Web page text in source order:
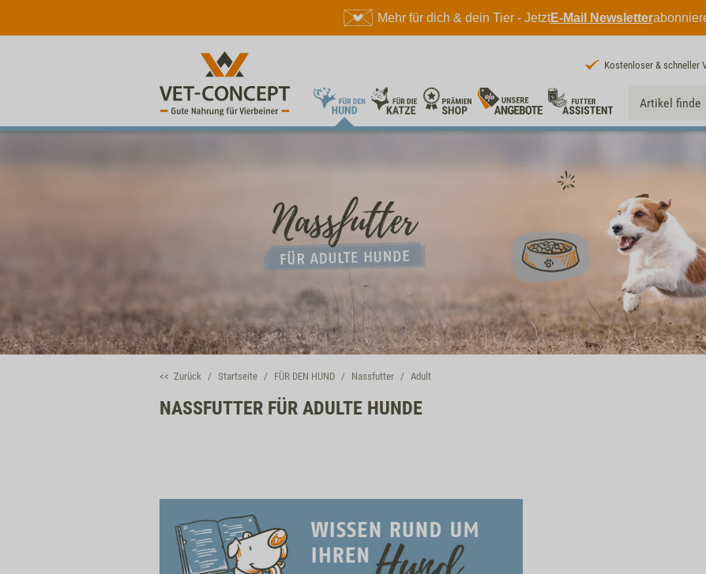
Mehr für dich & dein Tier - JetztE-Mail Newsletter
Kostenloser & schneller
<< Zurück Startseite FÜR DEN HUND Nassfutter Adult
NASSFUTTER FÜR ADULTE HUNDE